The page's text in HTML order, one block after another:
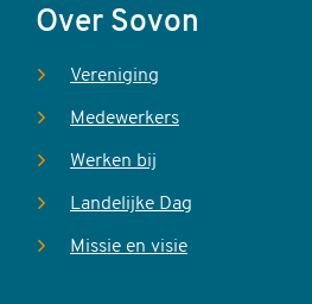
Over Sovon
Vereniging
Medewerkers
Werken bij
Landelijke Dag
Missie en visie